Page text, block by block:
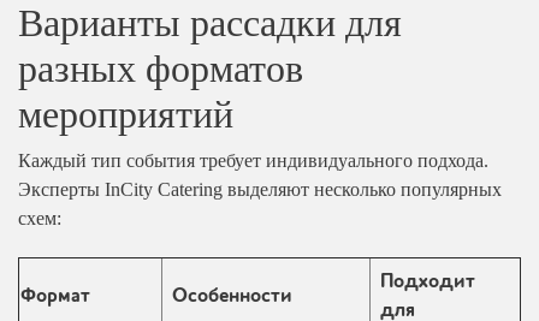
Варианты рассадки для
разных форматов
мероприятий
Каждый тип события требует индивидуального подхода.
Эксперты InCity Catering выделяют несколько популярных
схем:
Формат Особенности
Подходит
для